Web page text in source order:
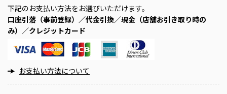
下記のお支払い方法をお選びいただけます。
口座引落（事前登録）／代金引換／現金（店舗お引き取り時の
み）／クレジットカード
お支払い方法について